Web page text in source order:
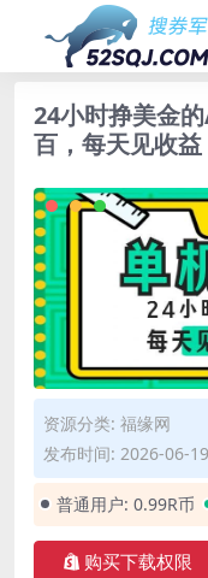
24小时挣美金
百，每天见收益
资源分类: 福缘网
发布时间: 2026-06-19
普通用户: 0.99R币
购买下载权限